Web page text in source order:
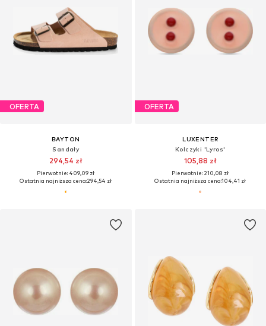
OFERTA
BAYTON
Sandały
294,54 zł
Pierwotnie: 409,09 zł
Ostatnia najniższa cena:294,54 zł
OFERTA
LUXENTER
Kolczyki 'Lyros'
105,88 zł
Pierwotnie: 210,08 zł
Ostatnia najniższa cena:104,41 zł